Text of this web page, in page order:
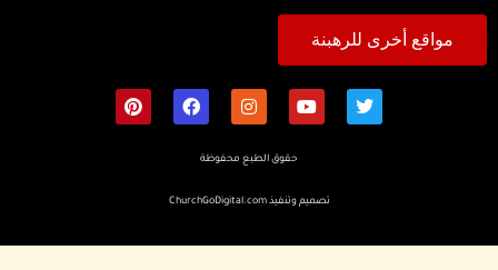
مواقع أخرى للرهبنة
حقوق الطبع محفوظة
تصميم وتنفيذChurchGoDigital.com